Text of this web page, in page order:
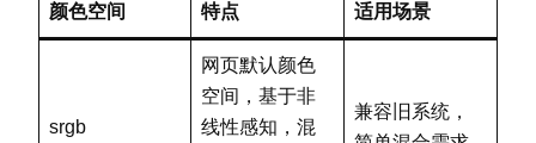
颜色空间 特点 适用场景
srgb
网页默认颜色
空间，基于非
线性感知，混
兼容旧系统，